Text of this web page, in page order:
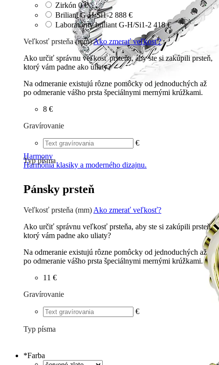
Harmony
Harmónia klasiky a moderného dizajnu.
Zirkón 0 €
Briliant G-H/Si1-2 888 €
Laboratórny briliant G-H/Si1-2 418 €
Veľkosť prsteňa (mm)Ako zmerať veľkosť?
Ako určiť správnu veľkosť prsteňa, aby ste si zakúpili prsteň,
ktorý vám padne ako uliaty?
Na odmeranie existujú rôzne pomôcky od jednoduchých až
po odmeranie vášho prsta špeciálnymi mernými krúžkami.
8 €
Gravírovanie
€
Typ písma
Pánsky prsteň
Veľkosť prsteňa (mm) Ako zmerať veľkosť?
Ako určiť správnu veľkosť prsteňa, aby ste si zakúpili prsteň,
ktorý vám padne ako uliaty?
Na odmeranie existujú rôzne pomôcky od jednoduchých až
po odmeranie vášho prsta špeciálnymi mernými krúžkami.
11 €
Gravírovanie
€
Typ písma
*Farba